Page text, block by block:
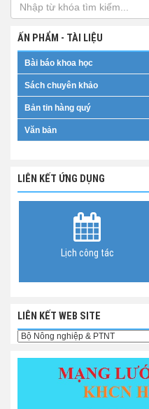
ẤN PHẨM - TÀI LIỆU
Bài báo khoa học
Sách chuyên khảo
Bản tin hàng quý
Văn bản
LIÊN KẾT ỨNG DỤNG
Lịch công tác
LIÊN KẾT WEB SITE